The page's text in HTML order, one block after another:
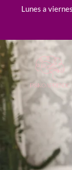
Lunes a